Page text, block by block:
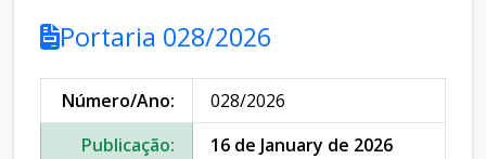
Portaria 028/2026
Número/Ano:
028/2026
Publicação:
16 de January de 2026